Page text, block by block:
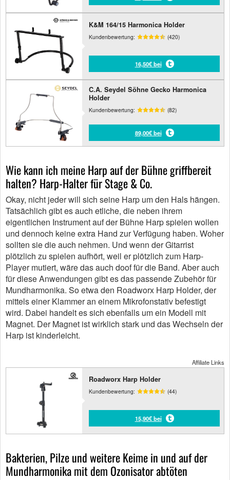
K&M 164/15 Harmonica Holder
Kundenbewertung: (420)
16,50€ bei
C.A. Seydel Söhne Gecko Harmonica
Holder
Kundenbewertung: (82)
89,00€ bei
Wie kann ich meine Harp auf der Bühne griffbereit
halten? Harp-Halter für Stage & Co.
Okay, nicht jeder will sich seine Harp um den Hals hängen.
Tatsächlich gibt es auch etliche, die neben ihrem
eigentlichen Instrument auf der Bühne Harp spielen wollen
und dennoch keine extra Hand zur Verfügung haben. Woher
sollten sie die auch nehmen. Und wenn der Gitarrist
plötzlich zu spielen aufhört, weil er plötzlich zum Harp-
Player mutiert, wäre das auch doof für die Band. Aber auch
für diese Anwendungen gibt es das passende Zubehör für
Mundharmonika. So etwa den Roadworx Harp Holder, der
mittels einer Klammer an einem Mikrofonstativ befestigt
wird. Dabei handelt es sich ebenfalls um ein Modell mit
Magnet. Der Magnet ist wirklich stark und das Wechseln der
Harp ist kinderleicht.
Affiliate Links
Roadworx Harp Holder
Kundenbewertung: (44)
15,90€ bei
Bakterien, Pilze und weitere Keime in und auf der
Mundharmonika mit dem Ozonisator abtöten